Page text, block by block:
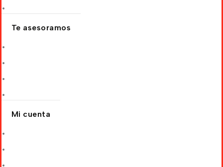
Te asesoramos
Mi cuenta